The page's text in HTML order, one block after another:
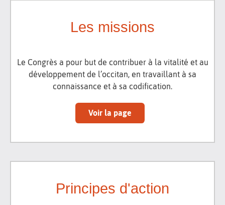
Les missions
Le Congrès a pour but de contribuer à la vitalité et au
développement de l’occitan, en travaillant à sa
connaissance et à sa codification.
Voir la page
Principes d'action